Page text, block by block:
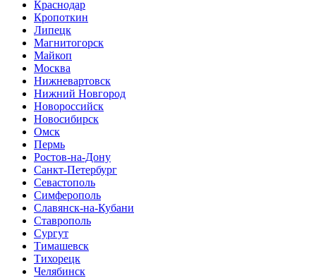
Краснодар
Кропоткин
Липецк
Магнитогорск
Майкоп
Москва
Нижневартовск
Нижний Новгород
Новороссийск
Новосибирск
Омск
Пермь
Ростов-на-Дону
Санкт-Петербург
Севастополь
Симферополь
Славянск-на-Кубани
Ставрополь
Сургут
Тимашевск
Тихорецк
Челябинск